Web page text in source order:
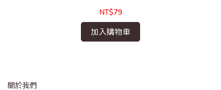
NT$79
加入購物車
關於我們